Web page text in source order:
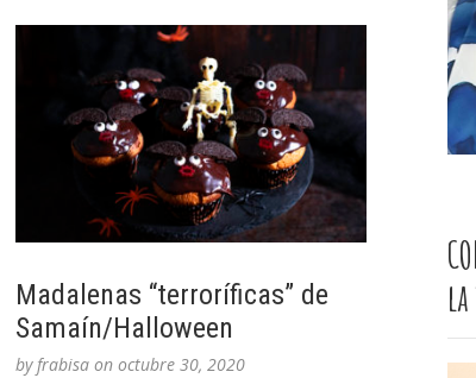
Madalenas “terroríficas” de
Samaín/Halloween
byfrabisa on octubre 30, 2020